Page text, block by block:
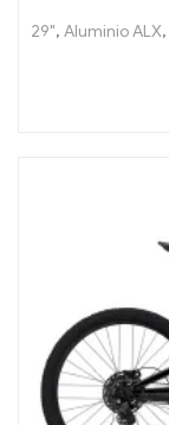
29", Aluminio ALX,